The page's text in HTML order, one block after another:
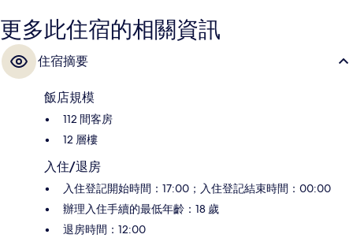
更多此住宿的相關資訊
住宿摘要
飯店規模
112 間客房
12 層樓
入住/退房
入住登記開始時間：17:00；入住登記結束時間：00:00
辦理入住手續的最低年齡：18 歲
退房時間：12:00